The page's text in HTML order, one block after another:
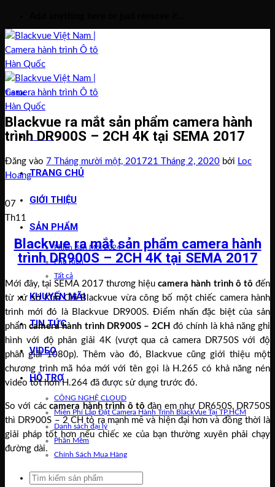
qua
nội
dung
Menu
TRANG CHỦ
GIỚI THIỆU
SẢN PHẨM
Phiên Bản Mới 2024
Phụ Kiện
Tất cả
KHUYẾN MÃI
TIN TỨC
VIDEO
HỖ TRỢ
CÔNG NGHỆ CLOUD
Miễn Phí Lắp Đặt Camera Hành Trình BlackVue Tại TP.HCM
Danh sách đại lý
Phần Mềm
Chính Sách Mua Hàng
Tìm
Tin tức
Blackvue ra mắt sản phẩm camera hành
trình DR900S – 2CH 4K tại SEMA 2017
Đăng vào 7 Tháng mười một, 201721 Tháng 2, 2020 bởi Loc
Hoang
07
Th11
Blackvue ra mắt sản phẩm camera hành
trình DR900S – 2CH 4K tại SEMA 2017
Mới đây, tại SEMA 2017 thương hiệucamera hành trình ô tô đến
từ xứ sở Kim Chi Blackvue vừa công bố một chiếc camera hành
trình mới đó là Blackvue DR900S. Điểm nhấn đặc biệt của sản
phẩmcamera hành trình DR900S – 2CH đó chính là khả năng ghi
hình với độ phân giải 4K (vượt qua cả camera DR750S với độ
phân giải 1080p). Thêm vào đó, Blackvue cũng giới thiệu một
chương trình mã hóa mới với tên gọi là H.265 có khả năng nén
video tốt hơn H.264 đã được sử dụng trước đó.
So với cáccamera hành trình ô tô đàn em như DR650S, DR750S
thì DR900S – 2 CH tỏ ra mạnh mẽ và hiện đại hơn và đồng thời là
giải pháp tốt hơn nếu chiếc xe của bạn thường xuyên phải chạy
đường dài.